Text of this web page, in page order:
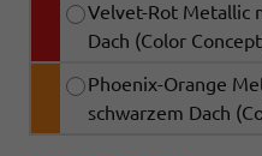
Velvet-Rot Metallic
Dach (Color
Phoenix-Orange
schwarzem Dach